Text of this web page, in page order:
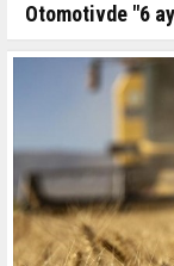
Otomotivde "6